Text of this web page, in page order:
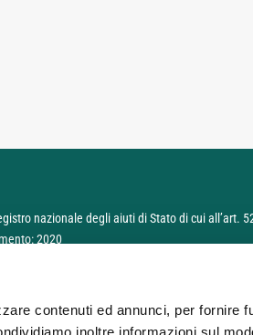
contenuti ed annunci, per fornire
nazionale degli aiuti di Stato di cui
2020